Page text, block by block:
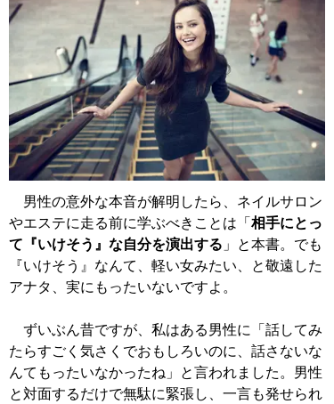
男性の意外な本音が解明したら、ネイルサロン
やエステに走る前に学ぶべきことは「 相手にとっ
て『いけそう』な自分を演出する 」と本書。でも
『いけそう』なんて、軽い女みたい、と敬遠した
アナタ、実にもったいないですよ。
ずいぶん昔ですが、私はある男性に「話してみ
たらすごく気さくでおもしろいのに、話さないな
んてもったいなかったね」と言われました。男性
と対面するだけで無駄に緊張し、一言も発せられ